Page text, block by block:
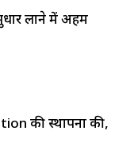
लाने में अहम
की स्थापना की,